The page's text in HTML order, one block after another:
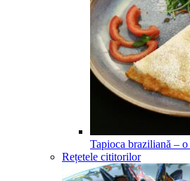
Tapioca braziliană –
Rețetele cititorilor